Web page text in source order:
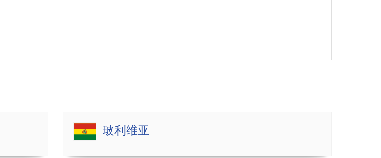
玻利维亚